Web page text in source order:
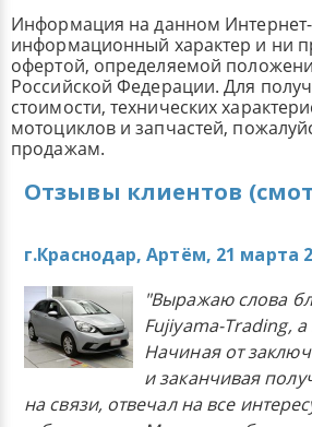
Информация на данном
информационный характер и ни
офертой, определяемой
Российской Федерации. Для
стоимости, технических
мотоциклов и запчастей,
продажам.
Отзывы клиентов
г.Краснодар, Артём, 21 марта
"Выражаю слова
Fujiyama-Trading,
Начиная от
и заканчивая
на связи, отвечал на все